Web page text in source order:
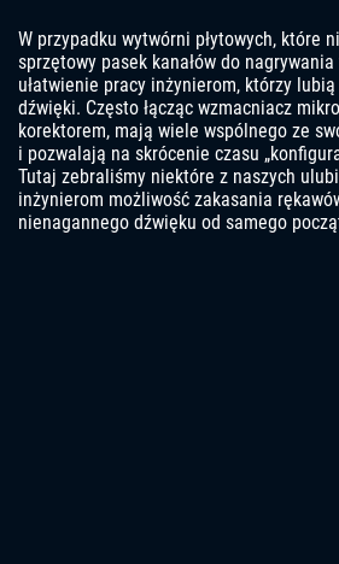
W przypadku wytwórni płytowych, które
sprzętowy pasek kanałów do
ułatwienie pracy inżynierom, którzy
dźwięki. Często łącząc wzmacniacz
korektorem, mają wiele wspólnego ze
i pozwalają na skrócenie czasu
Tutaj zebraliśmy niektóre z naszych
inżynierom możliwość zakasania
nienagannego dźwięku od samego